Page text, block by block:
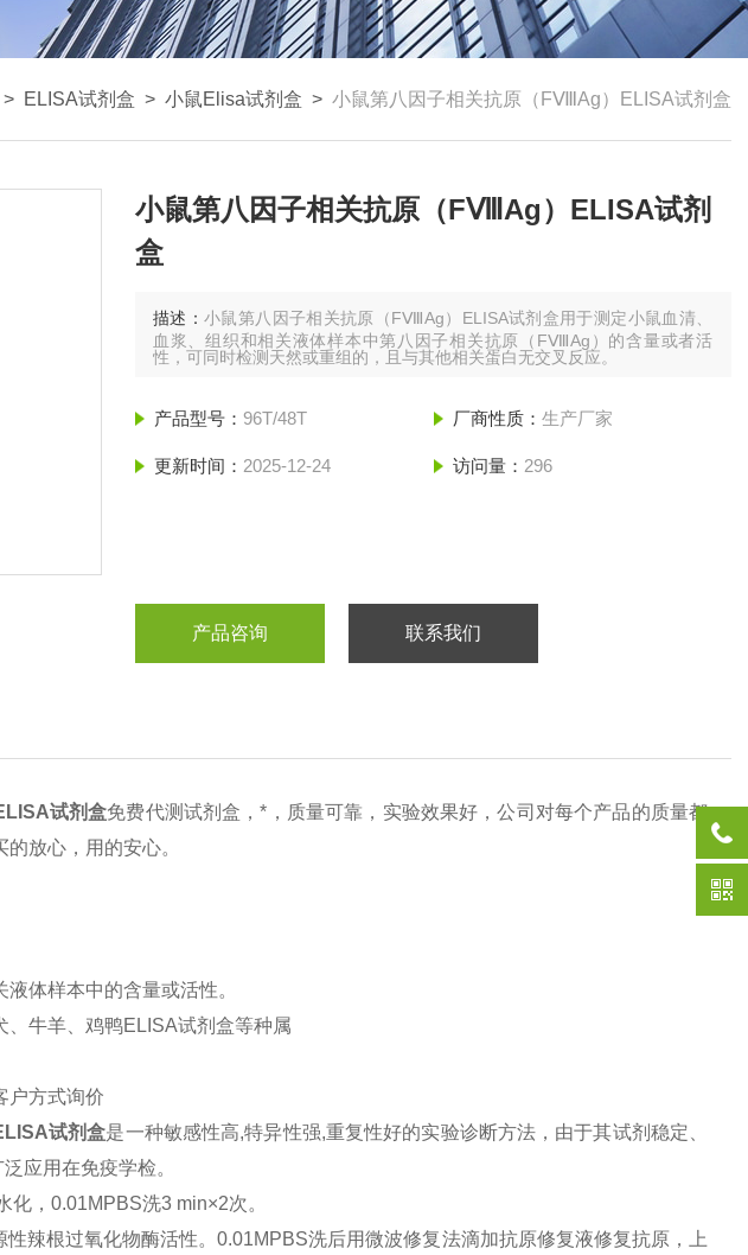
> ELISA试剂盒 > 小鼠Elisa试剂盒 > 小鼠第八因子相关抗原（FⅧAg）ELISA试剂盒
小鼠第八因子相关抗原（FⅧAg）ELISA试剂
盒
描述：小鼠第八因子相关抗原（FⅧAg）ELISA试剂盒用于测定小鼠血清、
血浆、组织和相关液体样本中第八因子相关抗原（FⅧAg）的含量或者活
性，可同时检测天然或重组的，且与其他相关蛋白无交叉反应。
产品型号： 96T/48T 厂商性质： 生产厂家
更新时间： 2025-12-24 访问量： 296
产品咨询 联系我们
试剂盒免费代测试剂盒，*，质量可靠，实验效果好，公司对每个产品的质量都
放心，用的安心。
体样本中的含量或活性。
、牛羊、鸡鸭ELISA试剂盒等种属
户方式询价
试剂盒是一种敏感性高,特异性强,重复性好的实验诊断方法，由于其试剂稳定、
泛应用在免疫学检。
化， 0.01MPBS洗3 min×2次。
性辣根过氧化物酶活性。0.01MPBS洗后用微波修复法滴加抗原修复液修复抗原，上